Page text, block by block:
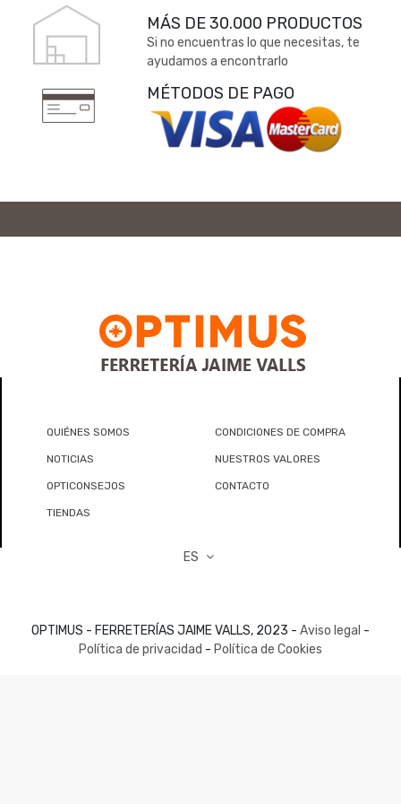
MÁS DE 30.000 PRODUCTOS
Si no encuentras lo que necesitas, te
ayudamos a encontrarlo
MÉTODOS DE PAGO
QUIÉNES SOMOS CONDICIONES DE COMPRA
NOTICIAS NUESTROS VALORES
OPTICONSEJOS CONTACTO
TIENDAS
ES
OPTIMUS - FERRETERÍAS JAIME VALLS, 2023 - Aviso legal -
Política de privacidad - Política de Cookies